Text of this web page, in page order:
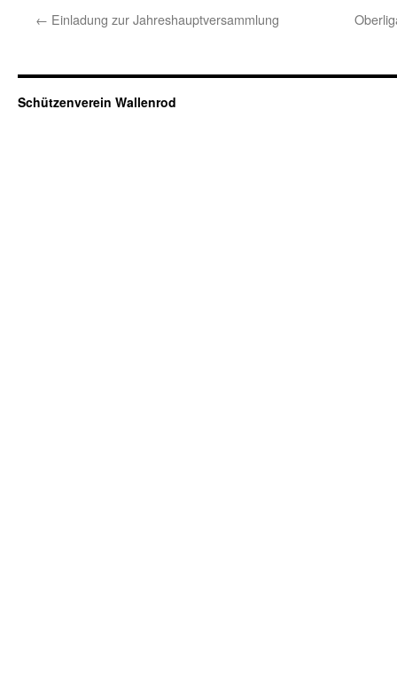
← Einladung zur Jahreshauptversammlung
Schützenverein Wallenrod